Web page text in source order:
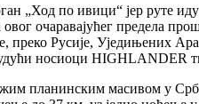
„Ход по ивици“ јер руте
овог очаравајућег предела
преко Русије, Уједињених
носиоци HIGHLANDER
планинским масивом у